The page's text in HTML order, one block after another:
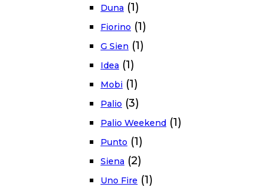
Duna (1)
Fiorino (1)
G Sien (1)
Idea (1)
Mobi (1)
Palio (3)
Palio Weekend (1)
Punto (1)
Siena (2)
Uno Fire (1)